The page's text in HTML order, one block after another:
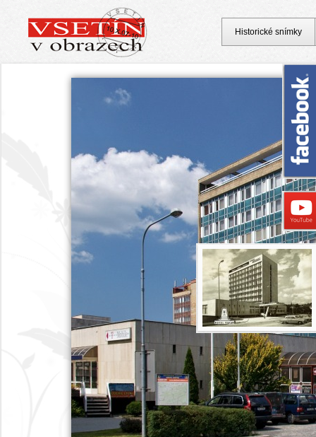
Historické snímky